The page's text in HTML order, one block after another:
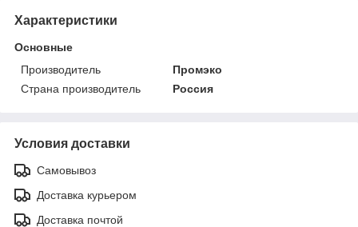
Характеристики
Основные
Производитель
Промэко
Страна производитель
Россия
Условия доставки
Самовывоз
Доставка курьером
Доставка почтой